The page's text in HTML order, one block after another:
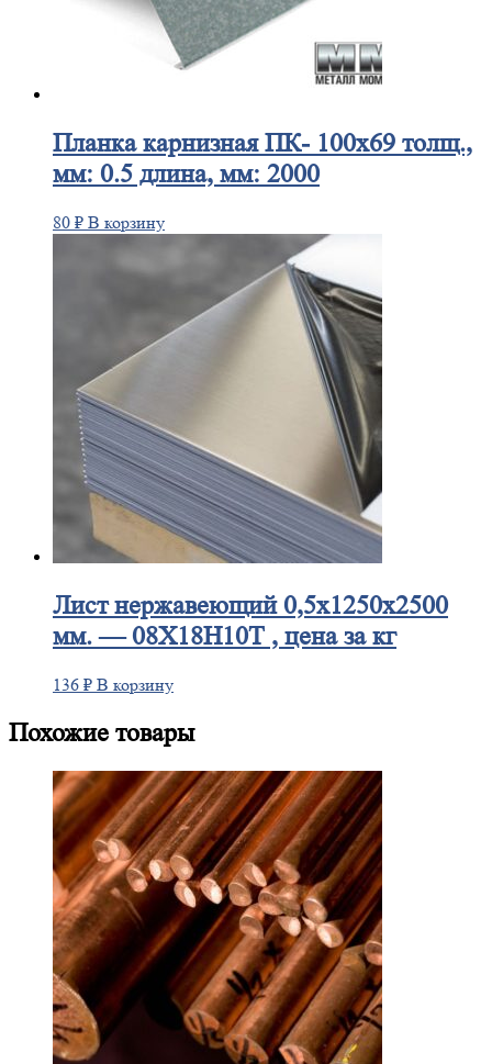
Планкакарнизная ПК- 100х69 толщ.,
мм: 0.5 длина, мм: 2000
80 ₽ В корзину
Листнержавеющий 0,5x1250x2500
мм. — 08Х18Н10Т , цена за кг
136 ₽ В корзину
Похожие товары